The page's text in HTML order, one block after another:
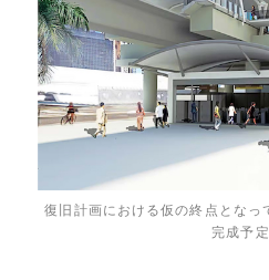
復旧計画における仮の終点となっ
完成予